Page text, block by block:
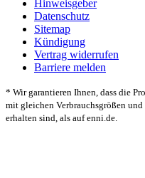
Hinweisgeber
Datenschutz
Sitemap
Kündigung
Vertrag widerrufen
Barriere melden
* Wir garantieren Ihnen, dass die
mit gleichen Verbrauchsgrößen
erhalten sind, als auf enni.de.